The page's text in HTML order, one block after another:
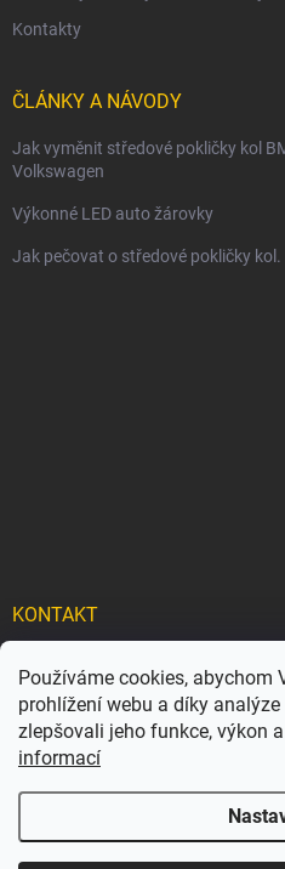
Používáme cookies, abychom
prohlížení webu a díky
zlepšovali jeho funkce, výkon
informací
Kontakty
ČLÁNKY A NÁVODY
Jak vyměnit středové pokličky kol
Volkswagen
Výkonné LED auto žárovky
Jak pečovat o středové pokličky kol.
KONTAKT
info@ carflexx.cz
carflexx_/